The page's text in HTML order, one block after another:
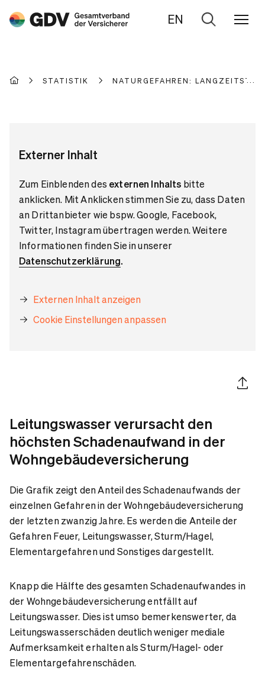
EN
Zur
STATISTIK NATURGEFAHREN:
Externer Inhalt
Zum Einblenden des externen Inhalts bitte
anklicken. Mit Anklicken stimmen Sie zu, dass Daten
an Drittanbieter wie bspw. Google, Facebook,
Twitter, Instagram übertragen werden. Weitere
Informationen finden Sie in unserer
Datenschutzerklärung.
Externen Inhalt anzeigen
Cookie Einstellungen anpassen
Artikel
Leitungswasser verursacht den
höchsten Schadenaufwand in der
Wohngebäudeversicherung
Die Grafik zeigt den Anteil des Schadenaufwands der
einzelnen Gefahren in der Wohngebäudeversicherung
der letzten zwanzig Jahre. Es werden die Anteile der
Gefahren Feuer, Leitungswasser, Sturm/Hagel,
Elementargefahren und Sonstiges dargestellt.
Knapp die Hälfte des gesamten Schadenaufwandes in
der Wohngebäudeversicherung entfällt auf
Leitungswasser. Dies ist umso bemerkenswerter, da
Leitungswasserschäden deutlich weniger mediale
Aufmerksamkeit erhalten als Sturm/Hagel- oder
Elementargefahrenschäden.